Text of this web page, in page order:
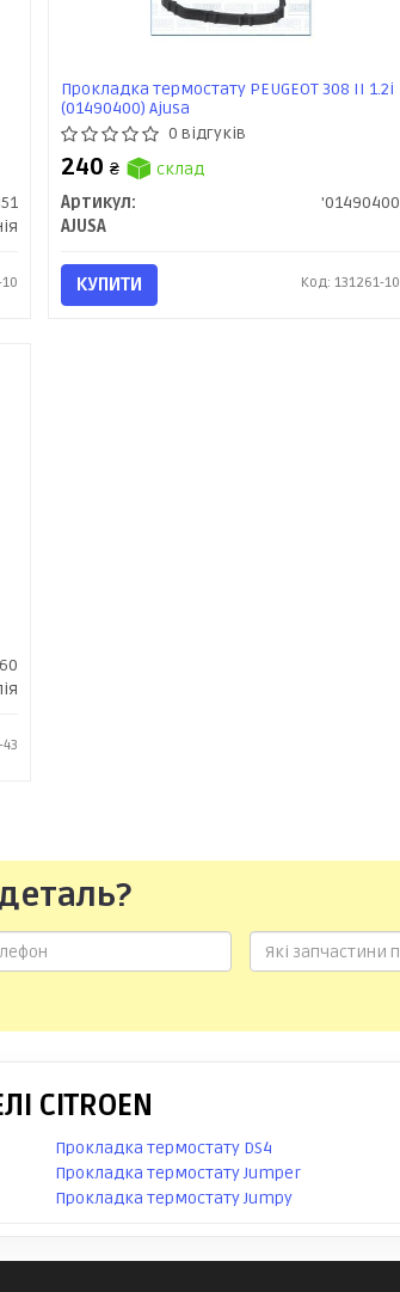
Прокладка термостату PEUGEOT 308 II 1.2i
(01490400) Ajusa
0 відгуків
240₴
склад
Артикул:
'01490400
AJUSA
КУПИТИ Код: 131261-10
CITROEN
Прокладка термостату DS4
Прокладка термостату Jumper
Прокладка термостату Jumpy